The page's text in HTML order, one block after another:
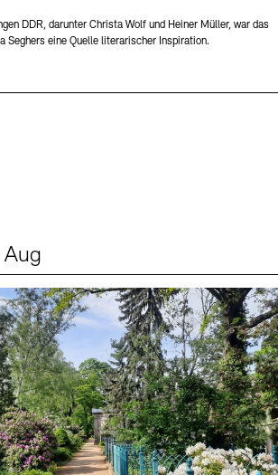
DDR, darunter Christa Wolf und Heiner Müller, war das
Seghers eine Quelle literarischer Inspiration.